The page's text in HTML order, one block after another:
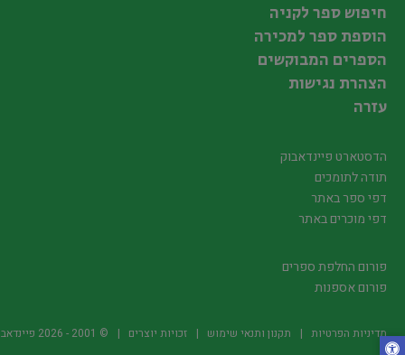
חיפוש ספר לקניה
הוספת ספר למכירה
הספרים המבוקשים
הצהרת נגישות
עזרה
הדסטארט פיינדאבוק
תודה לתומכים
דפי ספר באתר
דפי מוכרים באתר
פורום החלפת ספרים
פורום אספנות
מדיניות הפרטיות תקנון ותנאי שימוש זכויות יוצרים © 2001 -
2026